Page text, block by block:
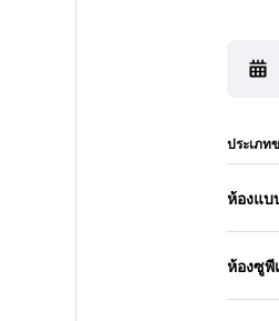
ประเภท
ห้องแบ
ห้องซูพี